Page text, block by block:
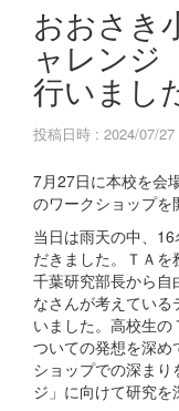
おおさき
ャレン
行いまし
投稿日時 : 2024/07/27
7月27日に本校を会
のワークショップを
当日は雨天の中、
だきました。ＴＡを
千葉研究部長から自
なさんが考えてい
いました。高校生
ついての発想を深め
ショップでの深ま
ジ」に向けて研究を